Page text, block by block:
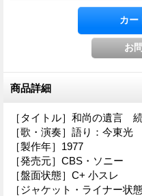
商品詳細
［タイトル］和尚の遺言
［歌・演奏］語り：今東光
［製作年］1977
［発売元］CBS・ソニー
［盤面状態］C+ 小スレ
［ジャケット・ライナー状